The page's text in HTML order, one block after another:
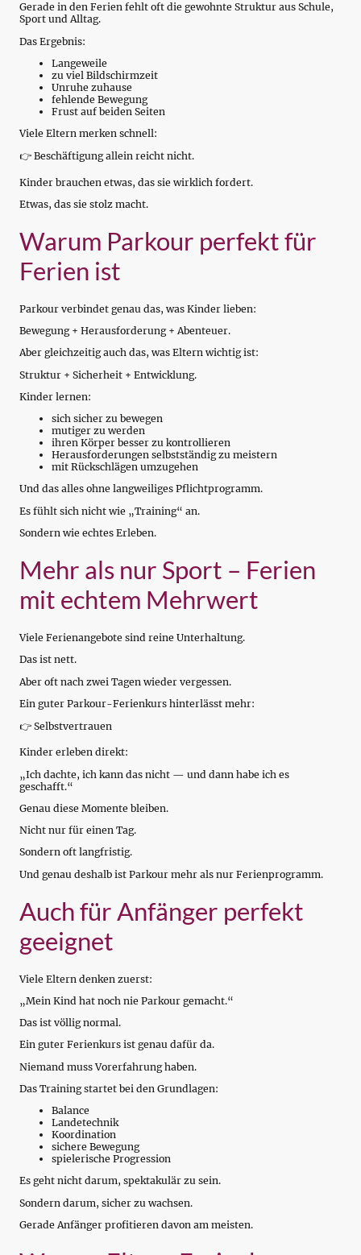
Gerade in den Ferien fehlt oft die gewohnte Struktur aus Schule,
Sport und Alltag.
Das Ergebnis:
Langeweile
zu viel Bildschirmzeit
Unruhe zuhause
fehlende Bewegung
Frust auf beiden Seiten
Viele Eltern merken schnell:
👉 Beschäftigung allein reicht nicht.
Kinder brauchen etwas, das sie wirklich fordert.
Etwas, das sie stolz macht.
Warum Parkour perfekt für
Ferien ist
Parkour verbindet genau das, was Kinder lieben:
Bewegung + Herausforderung + Abenteuer.
Aber gleichzeitig auch das, was Eltern wichtig ist:
Struktur + Sicherheit + Entwicklung.
Kinder lernen:
sich sicher zu bewegen
mutiger zu werden
ihren Körper besser zu kontrollieren
Herausforderungen selbstständig zu meistern
mit Rückschlägen umzugehen
Und das alles ohne langweiliges Pflichtprogramm.
Es fühlt sich nicht wie „Training“ an.
Sondern wie echtes Erleben.
Mehr als nur Sport – Ferien
mit echtem Mehrwert
Viele Ferienangebote sind reine Unterhaltung.
Das ist nett.
Aber oft nach zwei Tagen wieder vergessen.
Ein guter Parkour-Ferienkurs hinterlässt mehr:
👉 Selbstvertrauen
Kinder erleben direkt:
„Ich dachte, ich kann das nicht — und dann habe ich es
geschafft.“
Genau diese Momente bleiben.
Nicht nur für einen Tag.
Sondern oft langfristig.
Und genau deshalb ist Parkour mehr als nur Ferienprogramm.
Auch für Anfänger perfekt
geeignet
Viele Eltern denken zuerst:
„Mein Kind hat noch nie Parkour gemacht.“
Das ist völlig normal.
Ein guter Ferienkurs ist genau dafür da.
Niemand muss Vorerfahrung haben.
Das Training startet bei den Grundlagen:
Balance
Landetechnik
Koordination
sichere Bewegung
spielerische Progression
Es geht nicht darum, spektakulär zu sein.
Sondern darum, sicher zu wachsen.
Gerade Anfänger profitieren davon am meisten.